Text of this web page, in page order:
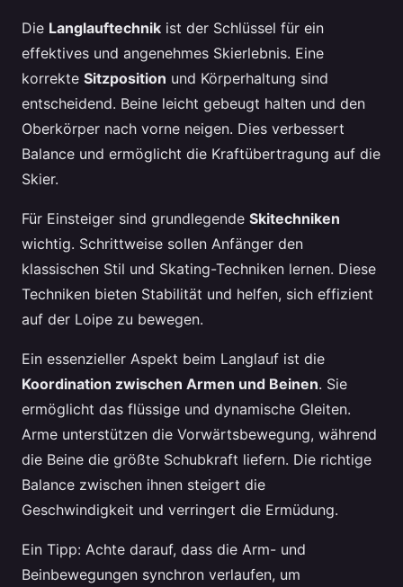
Die Langlauftechnik ist der Schlüssel für ein
effektives und angenehmes Skierlebnis. Eine
korrekte Sitzposition und Körperhaltung sind
entscheidend. Beine leicht gebeugt halten und den
Oberkörper nach vorne neigen. Dies verbessert
Balance und ermöglicht die Kraftübertragung auf die
Skier.
Für Einsteiger sind grundlegende Skitechniken
wichtig. Schrittweise sollen Anfänger den
klassischen Stil und Skating-Techniken lernen. Diese
Techniken bieten Stabilität und helfen, sich effizient
auf der Loipe zu bewegen.
Ein essenzieller Aspekt beim Langlauf ist die
Koordination zwischen Armen und Beinen. Sie
ermöglicht das flüssige und dynamische Gleiten.
Arme unterstützen die Vorwärtsbewegung, während
die Beine die größte Schubkraft liefern. Die richtige
Balance zwischen ihnen steigert die
Geschwindigkeit und verringert die Ermüdung.
Ein Tipp: Achte darauf, dass die Arm- und
Beinbewegungen synchron verlaufen, um